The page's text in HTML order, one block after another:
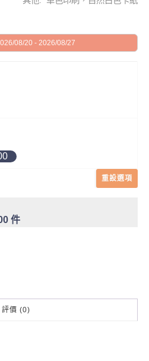
08/20 - 2026/08/27
重設選項
件
評價 (0)